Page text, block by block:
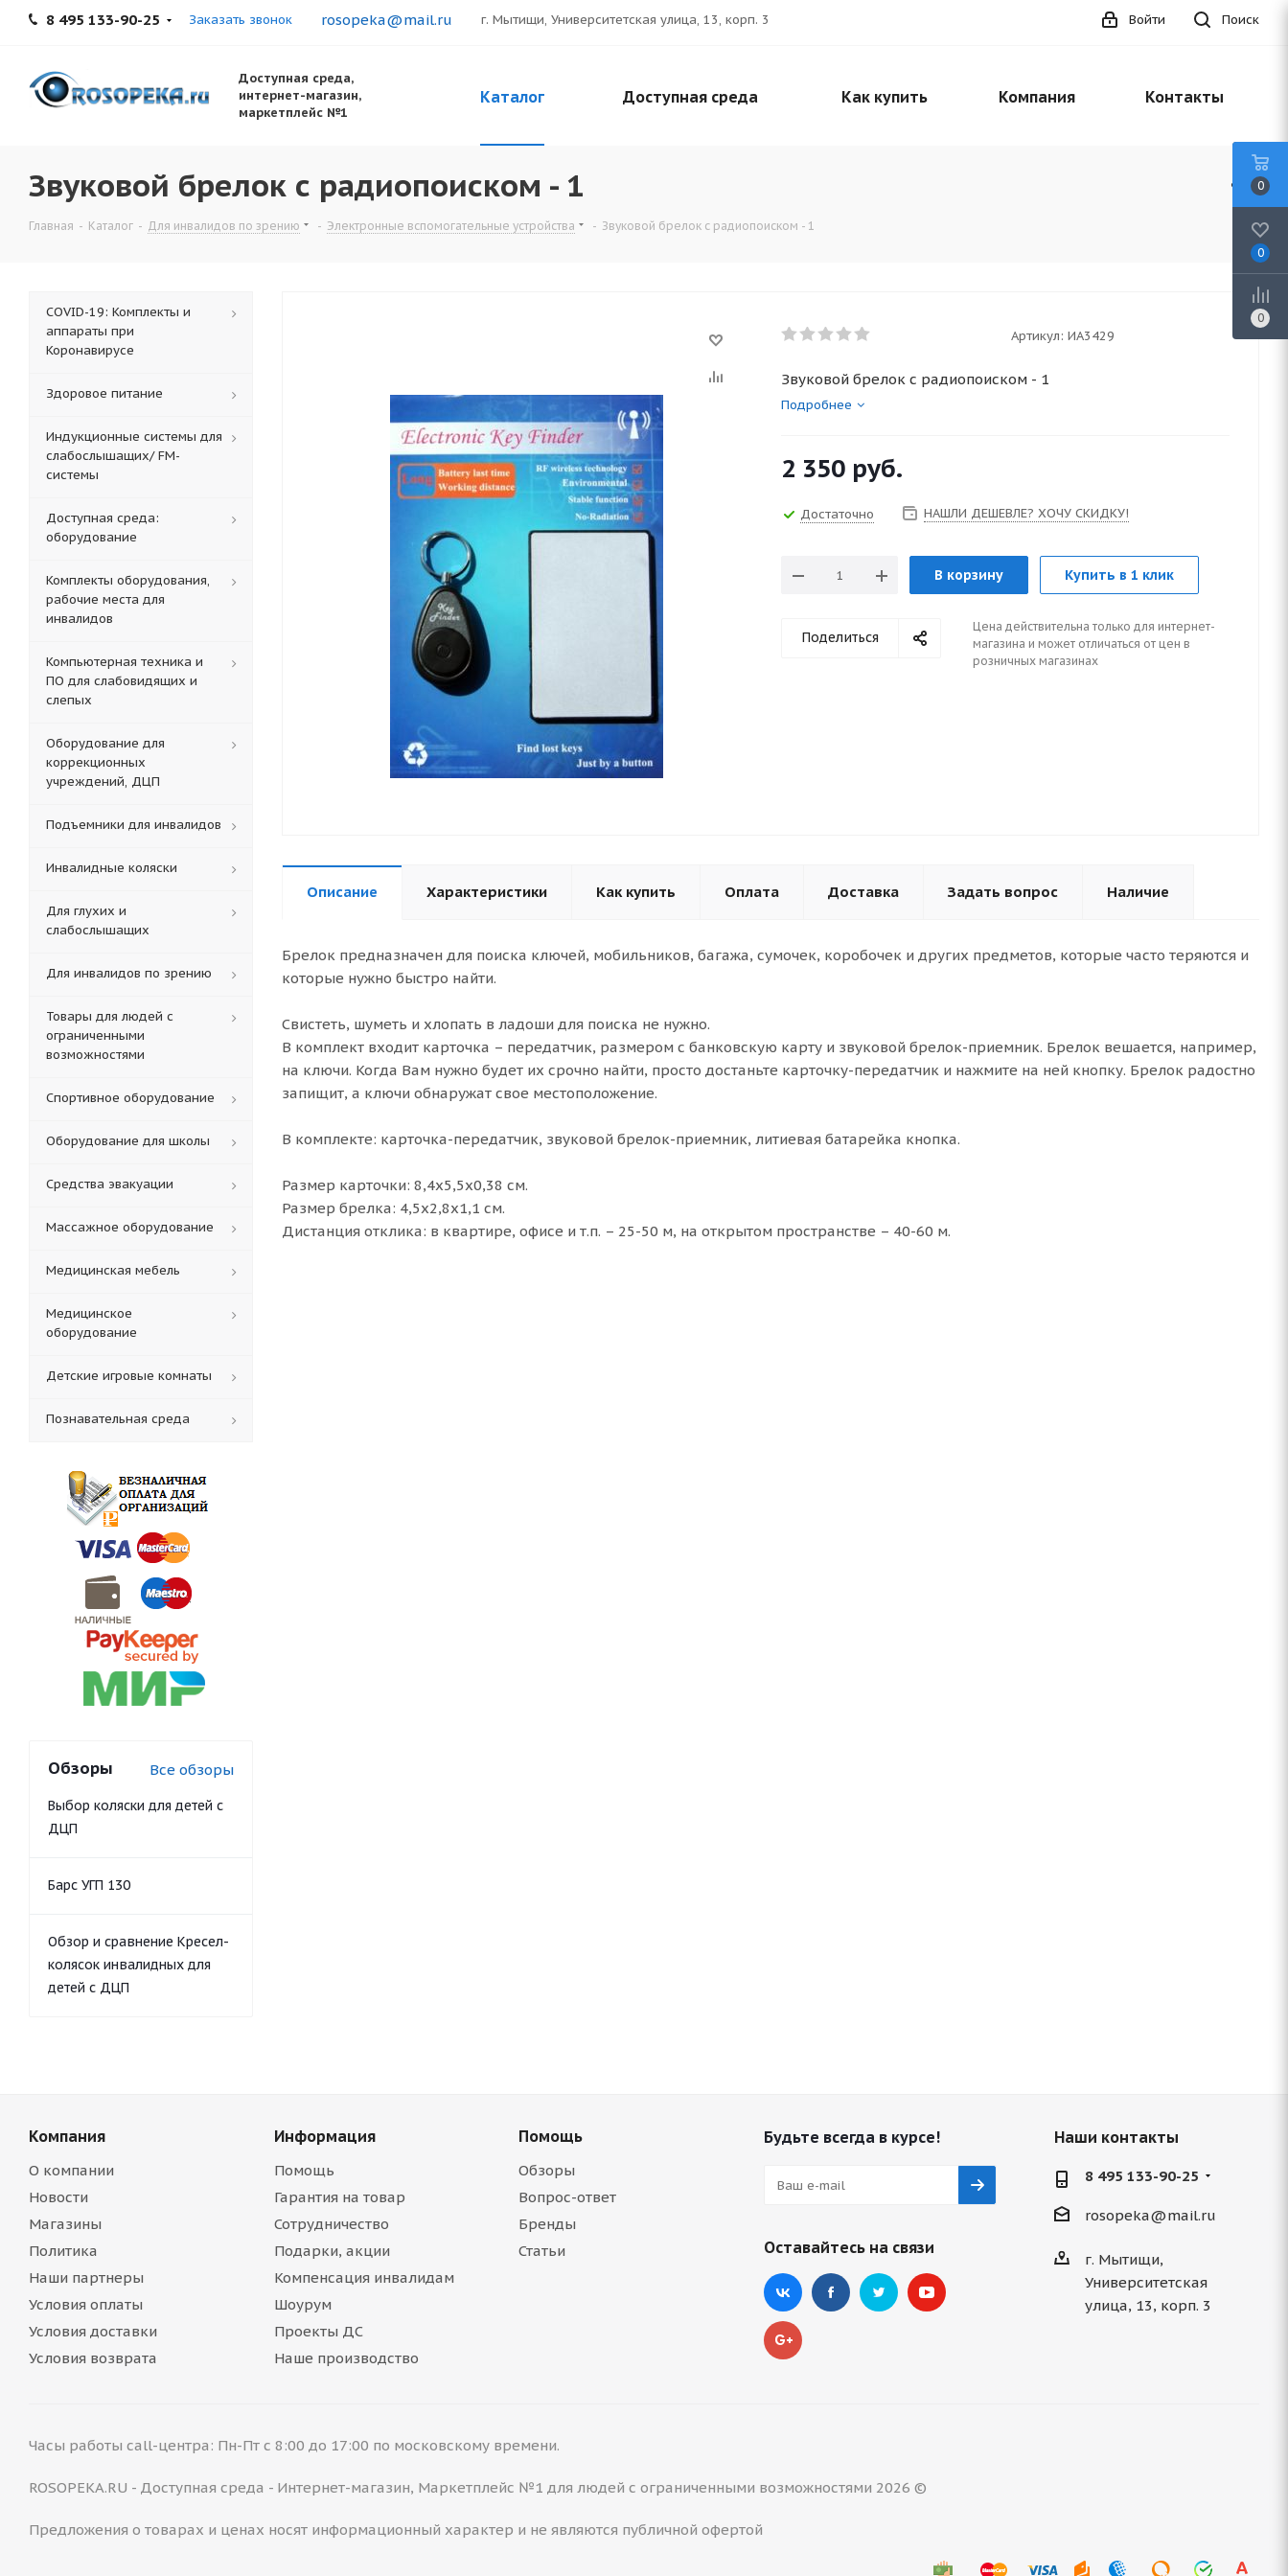
8 495 133-90-25 Заказать звонок rosopeka@mail.ru г. Мытищи, Университетская улица, 13, корп. 3 Поиск
Войти
Доступная среда,
интернет-магазин,
маркетплейс №1
Каталог Доступная среда Как купить Компания Контакты
Звуковой брелок с радиопоиском - 1
Главная - Каталог - Для инвалидов по зрению - Электронные вспомогательные устройства - Звуковой брелок с радиопоиском - 1
Артикул: ИА3429
Звуковой брелок с радиопоиском - 1
Подробнее
2 350 руб.
Достаточно НАШЛИ ДЕШЕВЛЕ? ХОЧУ СКИДКУ!
В корзину Купить в 1 клик
Поделиться
Цена действительна только для интернет-
магазина и может отличаться от цен в
розничных магазинах
Описание Характеристики Как купить Оплата Доставка Задать вопрос Наличие
Брелок предназначен для поиска ключей, мобильников, багажа, сумочек, коробочек и других предметов, которые часто теряются и
которые нужно быстро найти.
Свистеть, шуметь и хлопать в ладоши для поиска не нужно.
В комплект входит карточка – передатчик, размером с банковскую карту и звуковой брелок-приемник. Брелок вешается, например,
на ключи. Когда Вам нужно будет их срочно найти, просто достаньте карточку-передатчик и нажмите на ней кнопку. Брелок радостно
запищит, а ключи обнаружат свое местоположение.
В комплекте: карточка-передатчик, звуковой брелок-приемник, литиевая батарейка кнопка.
Размер карточки: 8,4х5,5х0,38 см.
Размер брелка: 4,5х2,8х1,1 см.
Дистанция отклика: в квартире, офисе и т.п. – 25-50 м, на открытом пространстве – 40-60 м.
COVID-19: Комплекты и
аппараты при
Коронавирусе
Здоровое питание
Индукционные системы для
слабослышащих/ FM-
системы
Доступная среда:
оборудование
Комплекты оборудования,
рабочие места для
инвалидов
Компьютерная техника и
ПО для слабовидящих и
слепых
Оборудование для
коррекционных
учреждений, ДЦП
Подъемники для инвалидов
Инвалидные коляски
Для глухих и
слабослышащих
Для инвалидов по зрению
Товары для людей с
ограниченными
возможностями
Спортивное оборудование
Оборудование для школы
Средства эвакуации
Массажное оборудование
Медицинская мебель
Медицинское
оборудование
Детские игровые комнаты
Познавательная среда
Обзоры Все обзоры
Выбор коляски для детей с
ДЦП
Барс УГП 130
Обзор и сравнение Кресел-
колясок инвалидных для
детей с ДЦП
Компания
О компании
Новости
Магазины
Политика
Наши партнеры
Условия оплаты
Условия доставки
Условия возврата
Информация
Помощь
Гарантия на товар
Сотрудничество
Подарки, акции
Компенсация инвалидам
Шоурум
Проекты ДС
Наше производство
Помощь
Обзоры
Вопрос-ответ
Бренды
Статьи
Будьте всегда в курсе!
Оставайтесь на связи
Наши контакты
8 495 133-90-25
rosopeka@mail.ru
г. Мытищи,
Университетская
улица, 13, корп. 3
Часы работы call-центра: Пн-Пт с 8:00 до 17:00 по московскому времени.
ROSOPEKA.RU - Доступная среда - Интернет-магазин, Маркетплейс №1 для людей с ограниченными возможностями 2026 ©
Предложения о товарах и ценах носят информационный характер и не являются публичной офертой
0
0
0